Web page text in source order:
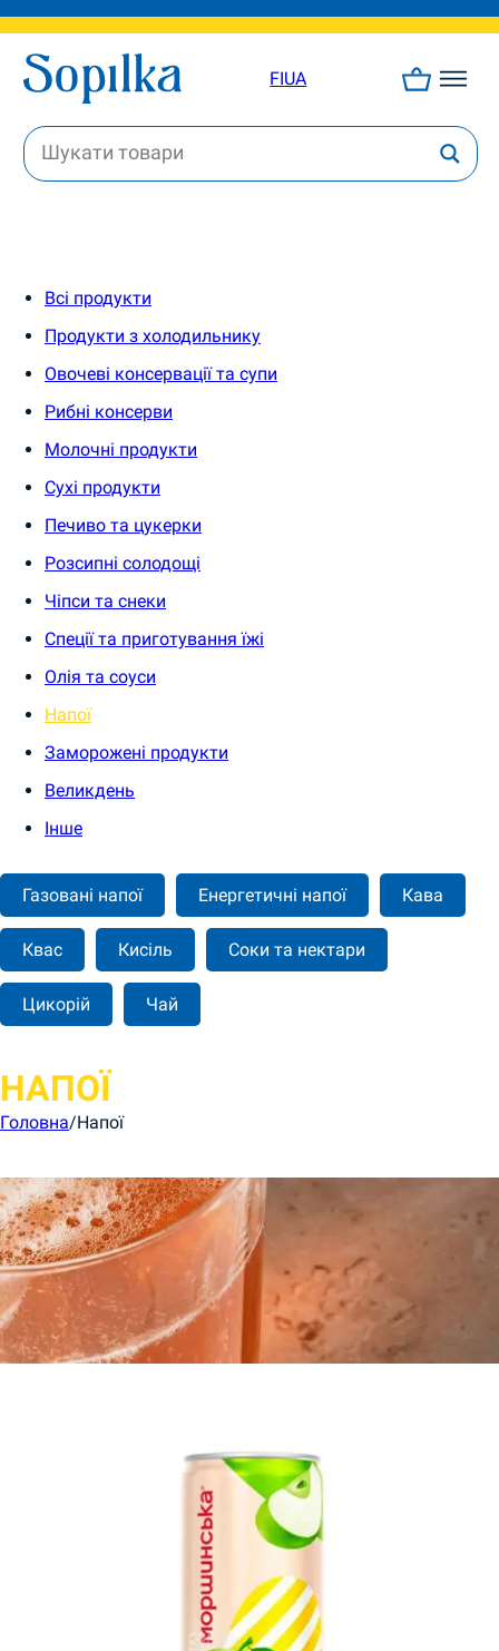
FIUA
Всі продукти
Продукти з холодильнику
Овочеві консервації та супи
Рибні консерви
Молочні продукти
Сухі продукти
Печиво та цукерки
Розсипні солодощі
Чіпси та снеки
Спеції та приготування їжі
Олія та соуси
Напої
Заморожені продукти
Великдень
Інше
Газовані напої Енергетичні напої Кава
Квас Кисіль Соки та нектари
Цикорій Чай
НАПОЇ
Головна/Напої